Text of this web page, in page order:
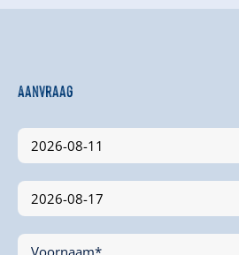
Aanvraag